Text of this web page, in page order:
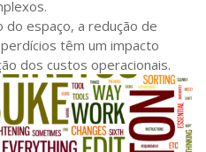
do espaço, a redução de
têm um impacto
dos custos operacionais.